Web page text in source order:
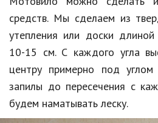
Психология и отношения
Творчество и рукоделие
Разное
Работа и бизнес
Животные
средств. Мы сделаем из
утепления или доски
10-15 см. С каждого угла
центру примерно под
запилы до пересечения с
будем наматывать леску.